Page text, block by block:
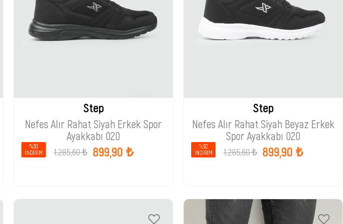
Step
Nefes Alır Rahat Siyah Erkek Spor
Ayakkabı 020
899,90 ₺
1.285,60 ₺
%30
İNDIRIM
Step
Nefes Alır Rahat Siyah Beyaz Erkek
Spor Ayakkabı 020
899,90 ₺
1.285,60 ₺
%30
İNDIRIM